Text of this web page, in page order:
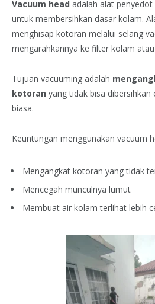
Vacuum head adalah alat
untuk membersihkan dasar kolam.
menghisap kotoran melalui selang
mengarahkannya ke filter kolam
Tujuan vacuuming adalah
kotoran yang tidak bisa
biasa.
Keuntungan menggunakan vacuum
Mengangkat kotoran yang tidak
Mencegah munculnya lumut
Membuat air kolam terlihat lebih